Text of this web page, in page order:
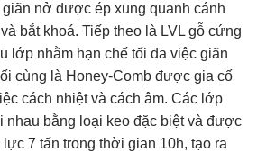
nở được ép xung quanh cánh
bắt khoá. Tiếp theo là LVL gỗ cứng
lớp nhằm hạn chế tối đa việc giãn
cùng là Honey-Comb được gia cố
cách nhiệt và cách âm. Các lớp
nhau bằng loại keo đặc biệt và được
7 tấn trong thời gian 10h, tạo ra